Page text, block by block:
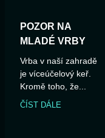
POZOR NA
MLADÉ VRBY
Vrba v naší zahradě
je víceúčelový keř.
Kromě toho, že...
ČÍST DÁLE